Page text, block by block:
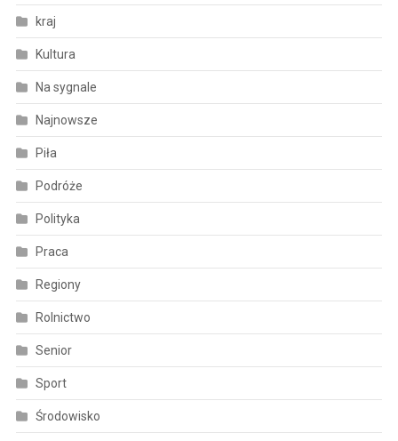
kraj
Kultura
Na sygnale
Najnowsze
Piła
Podróże
Polityka
Praca
Regiony
Rolnictwo
Senior
Sport
Środowisko